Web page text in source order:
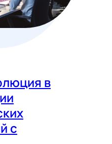
в
с